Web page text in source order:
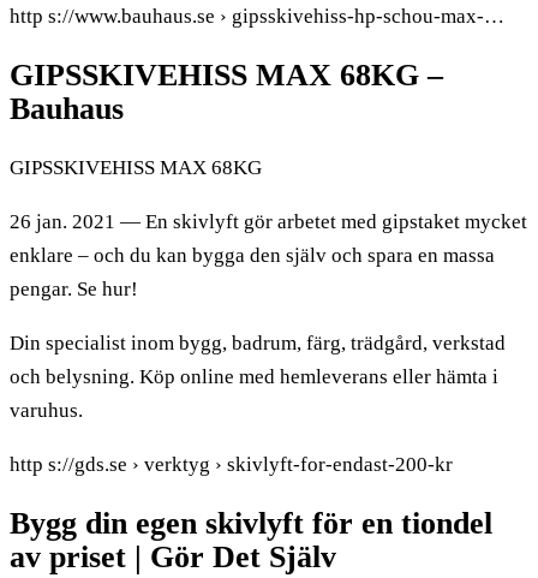
http s://www.bauhaus.se › gipsskivehiss-hp-schou-max-…
GIPSSKIVEHISS MAX 68KG –
Bauhaus
GIPSSKIVEHISS MAX 68KG
26 jan. 2021 — En skivlyft gör arbetet med gipstaket mycket
enklare – och du kan bygga den själv och spara en massa
pengar. Se hur!
Din specialist inom bygg, badrum, färg, trädgård, verkstad
och belysning. Köp online med hemleverans eller hämta i
varuhus.
http s://gds.se › verktyg › skivlyft-for-endast-200-kr
Bygg din egen skivlyft för en tiondel
av priset | Gör Det Själv